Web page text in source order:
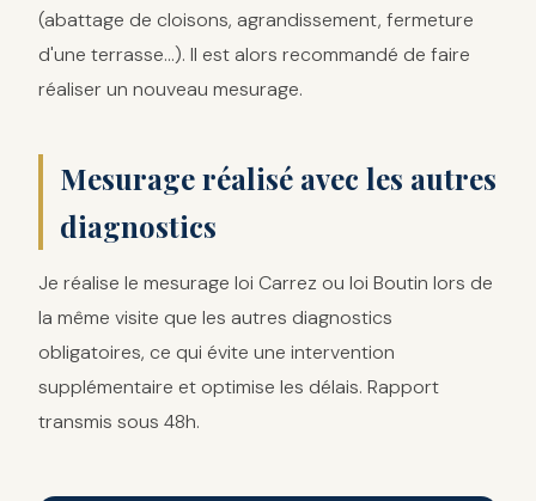
(abattage de cloisons, agrandissement, fermeture
d'une terrasse...). Il est alors recommandé de faire
réaliser un nouveau mesurage.
Mesurage réalisé avec les autres
diagnostics
Je réalise le mesurage loi Carrez ou loi Boutin lors de
la même visite que les autres diagnostics
obligatoires, ce qui évite une intervention
supplémentaire et optimise les délais. Rapport
transmis sous 48h.